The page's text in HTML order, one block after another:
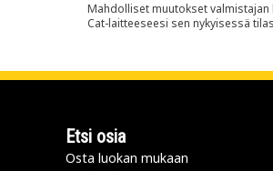
Mahdolliset muutokset
Cat-laitteeseesi sen nykyisessä
Etsi osia
Osta luokan mukaan